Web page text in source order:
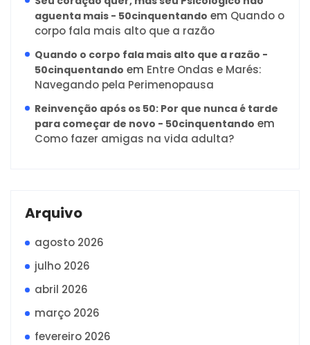
aguenta mais - 50cinquentando em Quando o
corpo fala mais alto que a razão
Quando o corpo fala mais alto que a razão -
50cinquentando em Entre Ondas e Marés:
Navegando pela Perimenopausa
Reinvenção após os 50: Por que nunca é tarde
para começar de novo - 50cinquentando em
Como fazer amigas na vida adulta?
Arquivo
agosto 2026
julho 2026
abril 2026
março 2026
fevereiro 2026